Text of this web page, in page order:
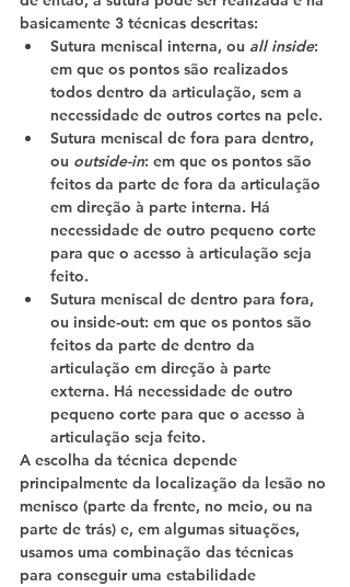
basicamente 3 técnicas descritas:
Sutura meniscal interna, ou all inside:
em que os pontos são realizados
todos dentro da articulação, sem a
necessidade de outros cortes na pele.
Sutura meniscal de fora para dentro,
ou outside-in: em que os pontos são
feitos da parte de fora da articulação
em direção à parte interna. Há
necessidade de outro pequeno corte
para que o acesso à articulação seja
feito.
Sutura meniscal de dentro para fora,
ou inside-out: em que os pontos são
feitos da parte de dentro da
articulação em direção à parte
externa. Há necessidade de outro
pequeno corte para que o acesso à
articulação seja feito.
A escolha da técnica depende
principalmente da localização da lesão no
menisco (parte da frente, no meio, ou na
parte de trás) e, em algumas situações,
usamos uma combinação das técnicas
para conseguir uma estabilidade